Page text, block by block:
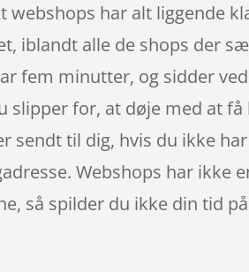
har alt liggende
iblandt alle de shops der
fem minutter, og sidder
for, at døje med at
sendt til dig, hvis du ikke
Webshops har ikke
så spilder du ikke din tid